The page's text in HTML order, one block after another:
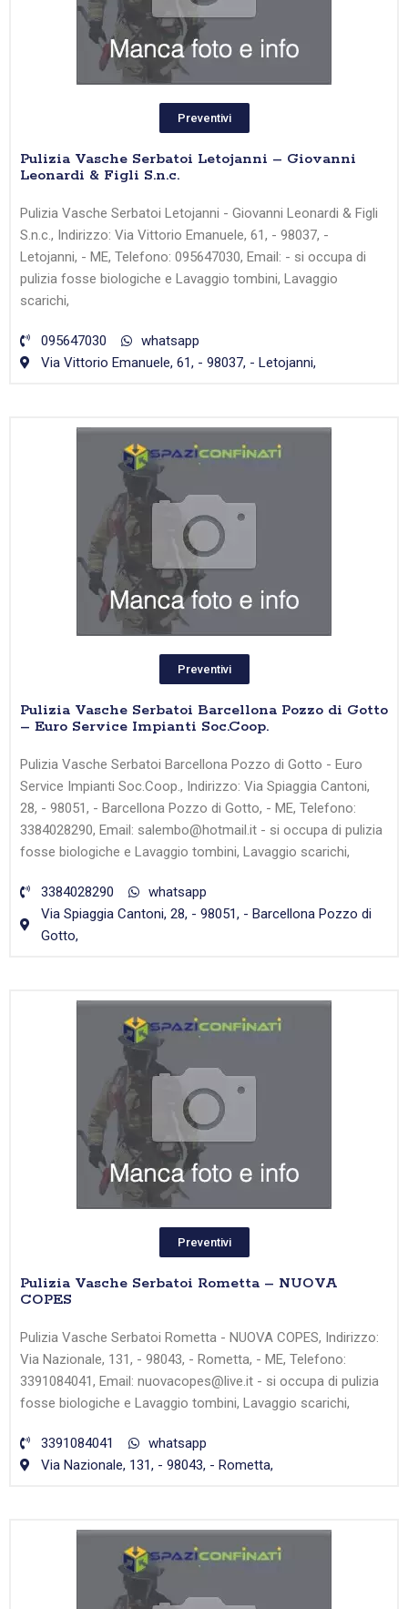
Preventivi
Pulizia Vasche Serbatoi Letojanni – Giovanni
Leonardi & Figli S.n.c.
Pulizia Vasche Serbatoi Letojanni - Giovanni Leonardi & Figli
S.n.c., Indirizzo: Via Vittorio Emanuele, 61, - 98037, -
Letojanni, - ME, Telefono: 095647030, Email: - si occupa di
pulizia fosse biologiche e Lavaggio tombini, Lavaggio
scarichi,
095647030
whatsapp
Via Vittorio Emanuele, 61, - 98037, - Letojanni,
Preventivi
Pulizia Vasche Serbatoi Barcellona Pozzo di Gotto
– Euro Service Impianti Soc.Coop.
Pulizia Vasche Serbatoi Barcellona Pozzo di Gotto - Euro
Service Impianti Soc.Coop., Indirizzo: Via Spiaggia Cantoni,
28, - 98051, - Barcellona Pozzo di Gotto, - ME, Telefono:
3384028290, Email: salembo@hotmail.it - si occupa di pulizia
fosse biologiche e Lavaggio tombini, Lavaggio scarichi,
3384028290
whatsapp
Via Spiaggia Cantoni, 28, - 98051, - Barcellona Pozzo di
Gotto,
Preventivi
Pulizia Vasche Serbatoi Rometta – NUOVA
COPES
Pulizia Vasche Serbatoi Rometta - NUOVA COPES, Indirizzo:
Via Nazionale, 131, - 98043, - Rometta, - ME, Telefono:
3391084041, Email: nuovacopes@live.it - si occupa di pulizia
fosse biologiche e Lavaggio tombini, Lavaggio scarichi,
3391084041
whatsapp
Via Nazionale, 131, - 98043, - Rometta,